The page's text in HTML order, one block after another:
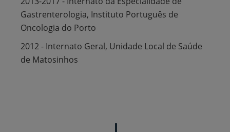
Gastrenterologia, Instituto Português de
Oncologia do Porto
2012 - Internato Geral, Unidade Local de Saúde
de Matosinhos